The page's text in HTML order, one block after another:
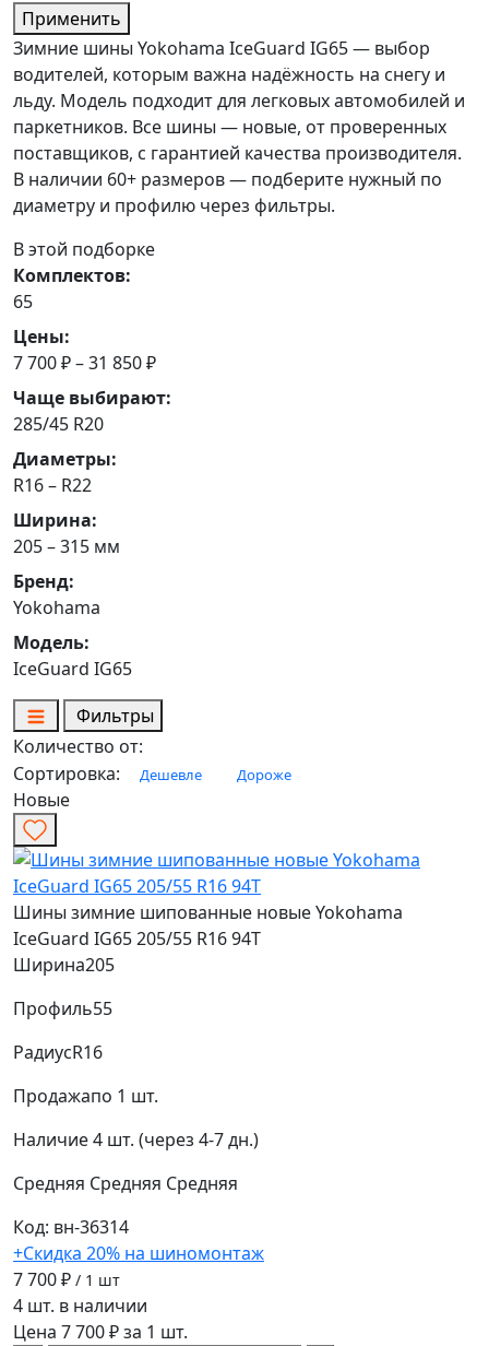
Применить
Зимние шины Yokohama IceGuard IG65 — выбор
водителей, которым важна надёжность на снегу и
льду. Модель подходит для легковых автомобилей и
паркетников. Все шины — новые, от проверенных
поставщиков, с гарантией качества производителя.
В наличии 60+ размеров — подберите нужный по
диаметру и профилю через фильтры.
В этой подборке
Комплектов:
65
Цены:
7 700 ₽ – 31 850 ₽
Чаще выбирают:
285/45 R20
Диаметры:
R16 – R22
Ширина:
205 – 315 мм
Бренд:
Yokohama
Модель:
IceGuard IG65
Фильтры
Количество от:
Сортировка:
Дешевле Дороже
Новые
Шины зимние шипованные новые Yokohama
IceGuard IG65 205/55 R16 94T
Ширина205
Профиль55
РадиусR16
Продажапо 1 шт.
Наличие4 шт. (через 4-7 дн.)
Средняя Средняя Средняя
Код: вн-36314
+Скидка 20% на шиномонтаж
7 700 ₽ / 1 шт
4 шт. в наличии
Цена 7 700 ₽ за 1 шт.